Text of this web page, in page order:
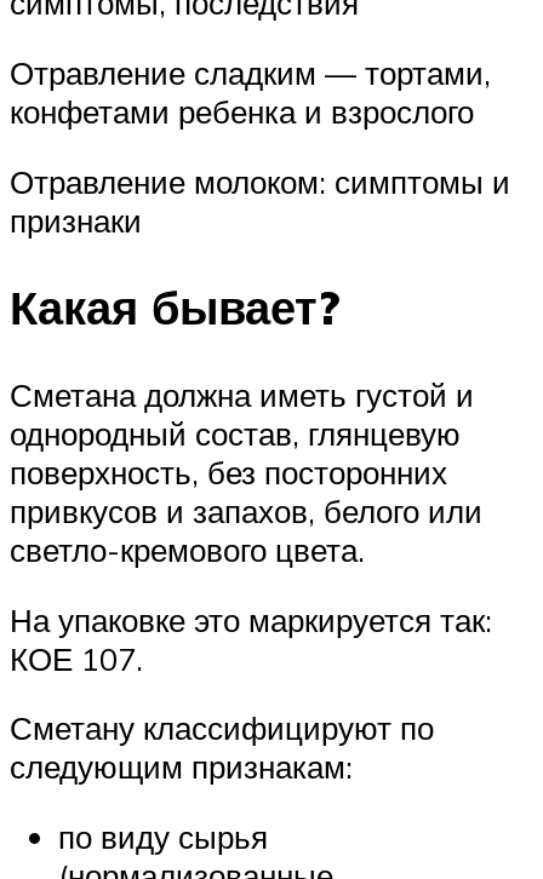
Отравление сладким — тортами,
конфетами ребенка и взрослого
Отравление молоком: симптомы и
признаки
Какая бывает?
Сметана должна иметь густой и
однородный состав, глянцевую
поверхность, без посторонних
привкусов и запахов, белого или
светло-кремового цвета.
На упаковке это маркируется так:
КОЕ 107.
Сметану классифицируют по
следующим признакам:
по виду сырья